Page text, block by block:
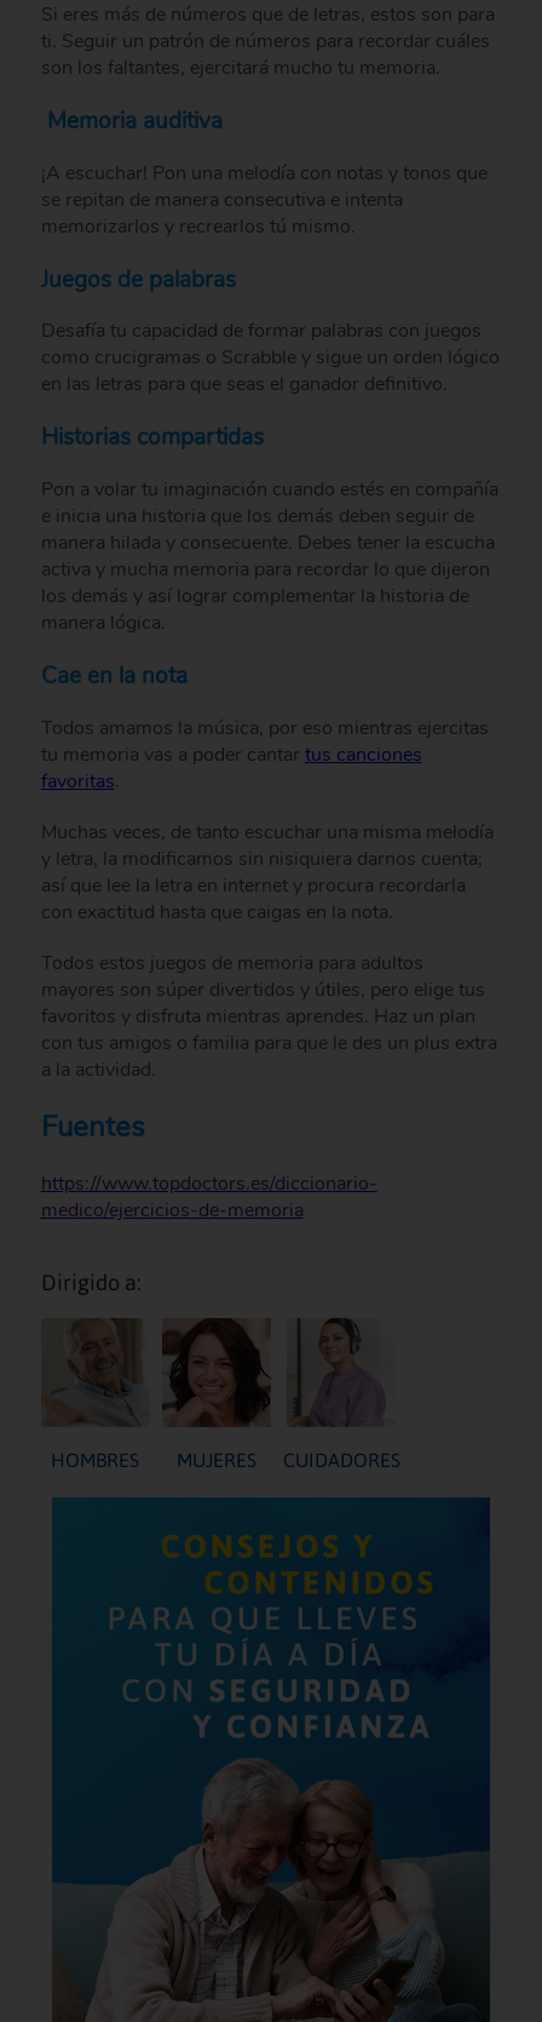
Si eres más de números que de letras, estos son para
ti. Seguir un patrón de números para recordar cuáles
son los faltantes, ejercitará mucho tu memoria.
Memoria auditiva
¡A escuchar! Pon una melodía con notas y tonos que
se repitan de manera consecutiva e intenta
memorizarlos y recrearlos tú mismo.
Juegos de palabras
Desafía tu capacidad de formar palabras con juegos
como crucigramas o Scrabble y sigue un orden lógico
en las letras para que seas el ganador definitivo.
Historias compartidas
Pon a volar tu imaginación cuando estés en compañía
e inicia una historia que los demás deben seguir de
manera hilada y consecuente. Debes tener la escucha
activa y mucha memoria para recordar lo que dijeron
los demás y así lograr complementar la historia de
manera lógica.
Cae en la nota
Todos amamos la música, por eso mientras ejercitas
tu memoria vas a poder cantar tus canciones
favoritas.
Muchas veces, de tanto escuchar una misma melodía
y letra, la modificamos sin nisiquiera darnos cuenta;
así que lee la letra en internet y procura recordarla
con exactitud hasta que caigas en la nota.
Todos estos juegos de memoria para adultos
mayores son súper divertidos y útiles, pero elige tus
favoritos y disfruta mientras aprendes. Haz un plan
con tus amigos o familia para que le des un plus extra
a la actividad.
Fuentes
https://www.topdoctors.es/diccionario-
medico/ejercicios-de-memoria
Dirigido a:
HOMBRES MUJERES CUIDADORES